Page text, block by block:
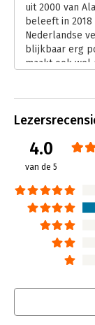
uit 2000 van
beleeft in
Nederlandse
blijkbaar erg
maakt ook wel
filosofisch.
4.0
van de 5